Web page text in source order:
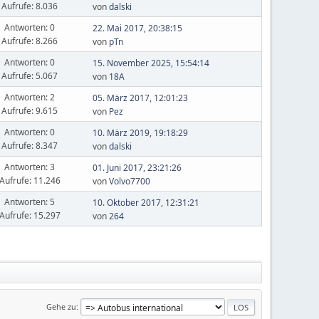
Aufrufe: 8.036 vondalski
Antworten: 0
Aufrufe: 8.266
22. Mai 2017, 20:38:15
von pTn
Antworten: 0
Aufrufe: 5.067
15. November 2025, 15:54:14
von 18A
Antworten: 2
Aufrufe: 9.615
05. März 2017, 12:01:23
von Pez
Antworten: 0
Aufrufe: 8.347
10. März 2019, 19:18:29
vondalski
Antworten: 3
Aufrufe: 11.246
01. Juni 2017, 23:21:26
vonVolvo7700
Antworten: 5
Aufrufe: 15.297
10. Oktober 2017, 12:31:21
von264
Gehe zu